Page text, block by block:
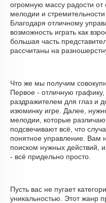
огромную массу радости от
мелодии и
Благодаря отличному
возможность играть как
большая часть
рассчитаны на
Что же мы получим
Первое - отличную
раздражителем для глаз и
изюминку игре. Далее,
мелодии, которые
подсвечивают всё, что
понятное управление. Вам
поиском нужных действий,
- всё придельно просто.
Пусть вас не пугает
уникальностью. Этот жанр